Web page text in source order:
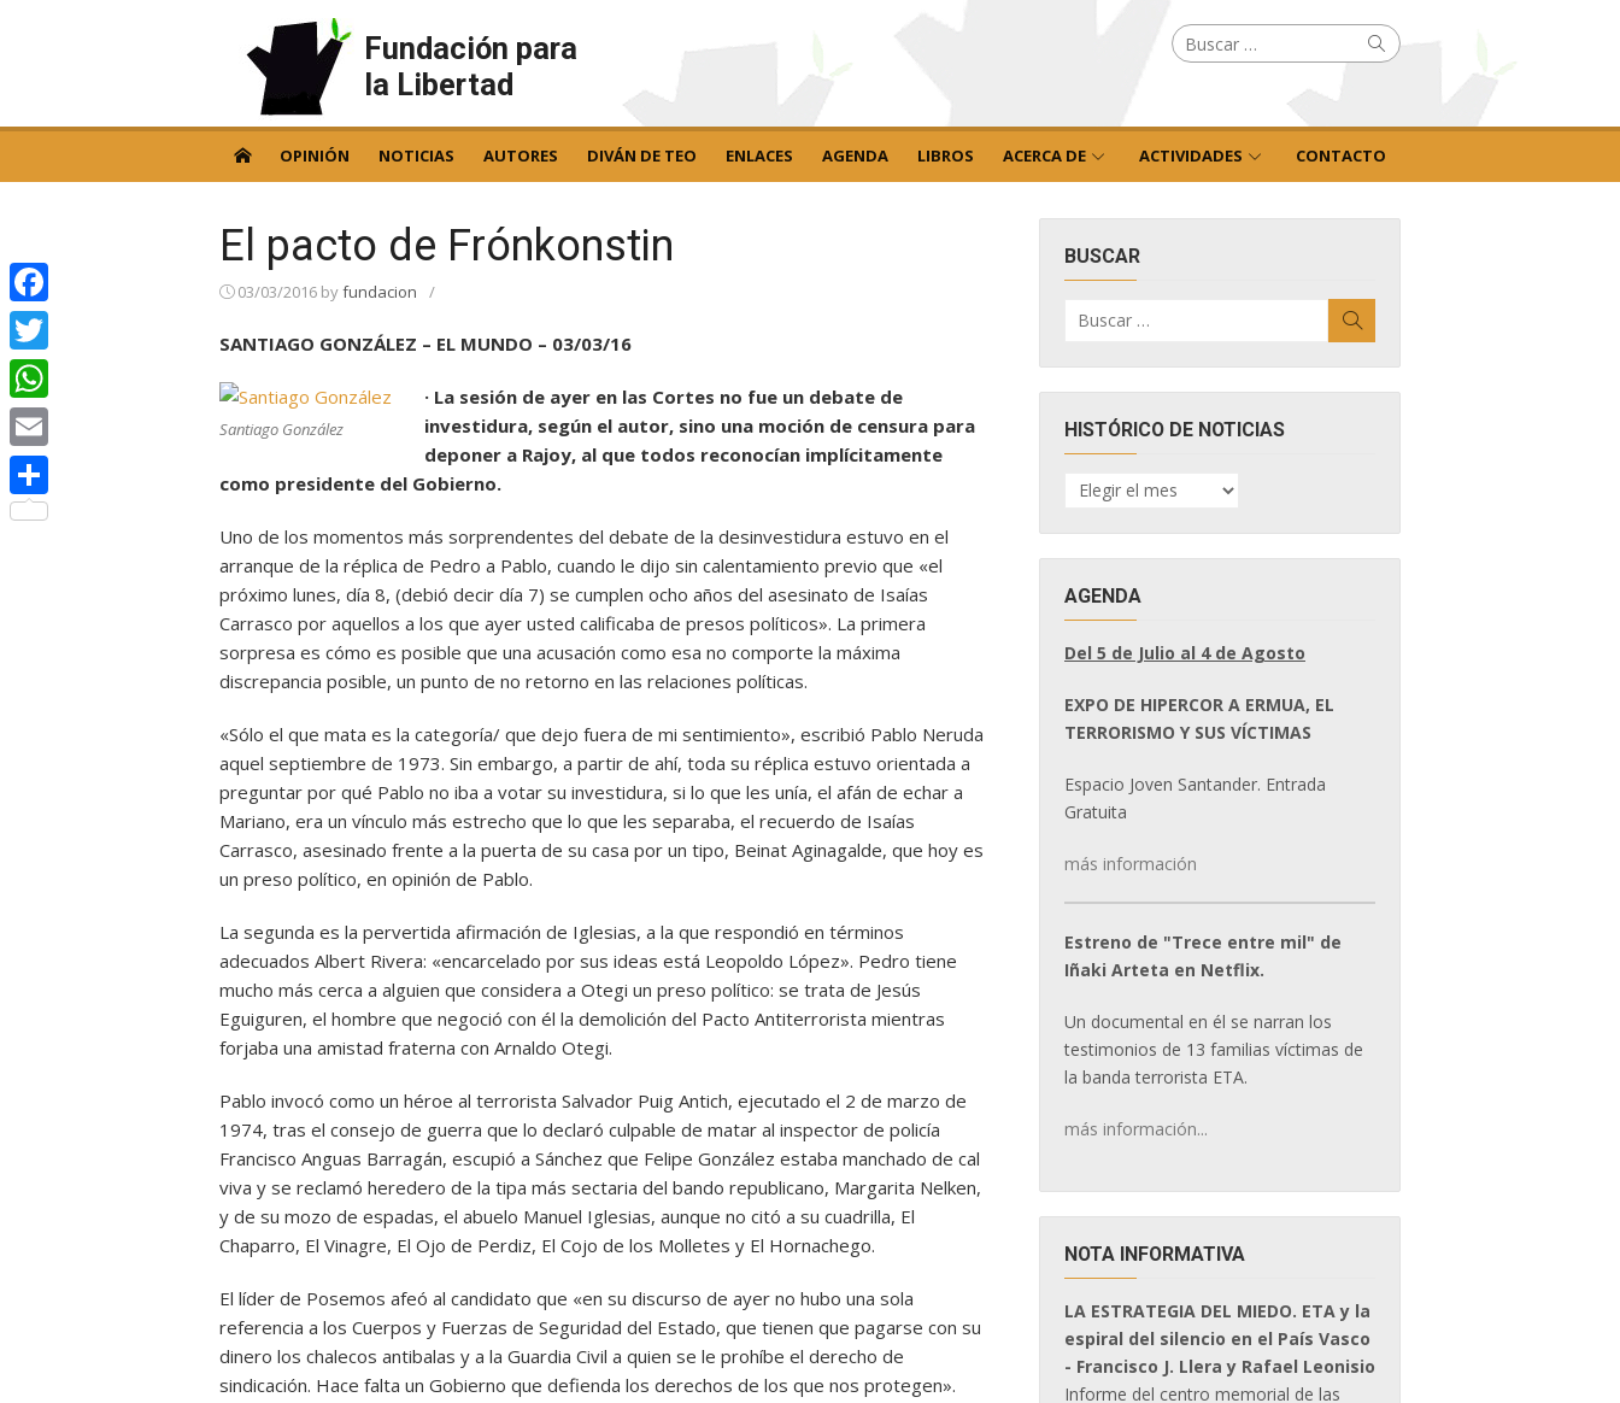
Fundación para
la Libertad
Buscar
por: Buscar
OPINIÓN NOTICIAS AUTORES DIVÁN DE TEO ENLACES AGENDA LIBROS ACERCA DE ACTIVIDADES CONTACTO
El pacto de Frónkonstin
03/03/2016 byfundacion /
SANTIAGO GONZÁLEZ – EL MUNDO – 03/03/16
Santiago González
· La sesión de ayer en las Cortes no fue un debate de
investidura, según el autor, sino una moción de censura para
deponer a Rajoy, al que todos reconocían implícitamente
como presidente del Gobierno.
Uno de los momentos más sorprendentes del debate de la desinvestidura estuvo en el
arranque de la réplica de Pedro a Pablo, cuando le dijo sin calentamiento previo que «el
próximo lunes, día 8, (debió decir día 7) se cumplen ocho años del asesinato de Isaías
Carrasco por aquellos a los que ayer usted calificaba de presos políticos». La primera
sorpresa es cómo es posible que una acusación como esa no comporte la máxima
discrepancia posible, un punto de no retorno en las relaciones políticas.
«Sólo el que mata es la categoría/ que dejo fuera de mi sentimiento», escribió Pablo Neruda
aquel septiembre de 1973. Sin embargo, a partir de ahí, toda su réplica estuvo orientada a
preguntar por qué Pablo no iba a votar su investidura, si lo que les unía, el afán de echar a
Mariano, era un vínculo más estrecho que lo que les separaba, el recuerdo de Isaías
Carrasco, asesinado frente a la puerta de su casa por un tipo, Beinat Aginagalde, que hoy es
un preso político, en opinión de Pablo.
La segunda es la pervertida afirmación de Iglesias, a la que respondió en términos
adecuados Albert Rivera: «encarcelado por sus ideas está Leopoldo López». Pedro tiene
mucho más cerca a alguien que considera a Otegi un preso político: se trata de Jesús
Eguiguren, el hombre que negoció con él la demolición del Pacto Antiterrorista mientras
forjaba una amistad fraterna con Arnaldo Otegi.
Pablo invocó como un héroe al terrorista Salvador Puig Antich, ejecutado el 2 de marzo de
1974, tras el consejo de guerra que lo declaró culpable de matar al inspector de policía
Francisco Anguas Barragán, escupió a Sánchez que Felipe González estaba manchado de cal
viva y se reclamó heredero de la tipa más sectaria del bando republicano, Margarita Nelken,
y de su mozo de espadas, el abuelo Manuel Iglesias, aunque no citó a su cuadrilla, El
Chaparro, El Vinagre, El Ojo de Perdiz, El Cojo de los Molletes y El Hornachego.
El líder de Posemos afeó al candidato que «en su discurso de ayer no hubo una sola
referencia a los Cuerpos y Fuerzas de Seguridad del Estado, que tienen que pagarse con su
dinero los chalecos antibalas y a la Guardia Civil a quien se le prohíbe el derecho de
sindicación. Hace falta un Gobierno que defienda los derechos de los que nos protegen».
BUSCAR
por:
HISTÓRICO DE NOTICIAS
HISTÓRICO
DE
AGENDA
Del 5 de Julio al 4 de Agosto
EXPO DE HIPERCOR A ERMUA, EL
TERRORISMO Y SUS VÍCTIMAS
Espacio Joven Santander. Entrada
Gratuita
más información
Estreno de "Trece entre mil" de
Iñaki Arteta en Netflix.
Un documental en él se narran los
testimonios de 13 familias víctimas de
la banda terrorista ETA.
más información...
NOTA INFORMATIVA
LA ESTRATEGIA DEL MIEDO. ETA y la
espiral del silencio en el País Vasco
- Francisco J. Llera y Rafael Leonisio
Informe del centro memorial de las
Facebook
Twitter
WhatsApp
Email
Compartir